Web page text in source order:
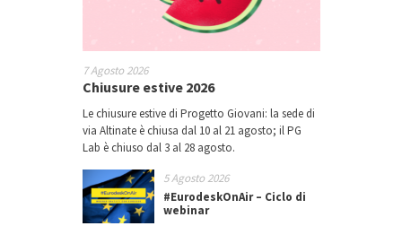
7 Agosto 2026
Chiusure estive 2026
Le chiusure estive di Progetto Giovani: la sede di
via Altinate è chiusa dal 10 al 21 agosto; il PG
Lab è chiuso dal 3 al 28 agosto.
5 Agosto 2026
#EurodeskOnAir – Ciclo di
webinar